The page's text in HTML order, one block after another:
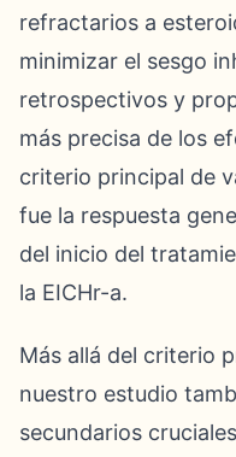
refractarios a
minimizar el sesgo
retrospectivos y
más precisa de los
criterio principal de
fue la respuesta
del inicio del
la EICHr-a.
Más allá del criterio
nuestro estudio
secundarios